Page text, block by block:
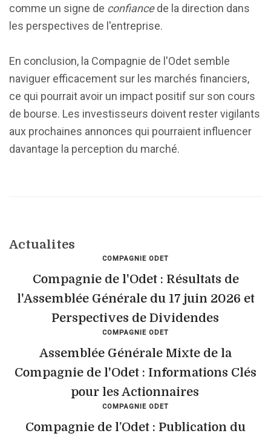
comme un signe de confiancede la direction dans
les perspectives de l'entreprise.
En conclusion, la Compagnie de l'Odet semble
naviguer efficacement sur les marchés financiers,
ce qui pourrait avoir un impact positif sur son cours
de bourse. Les investisseurs doivent rester vigilants
aux prochaines annonces qui pourraient influencer
davantage la perception du marché.
Actualites
COMPAGNIE ODET
Compagnie de l'Odet : Résultats de
l'Assemblée Générale du 17 juin 2026 et
Perspectives de Dividendes
COMPAGNIE ODET
Assemblée Générale Mixte de la
Compagnie de l'Odet : Informations Clés
pour les Actionnaires
COMPAGNIE ODET
Compagnie de l’Odet : Publication du